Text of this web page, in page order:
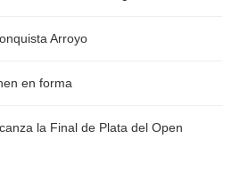
Arroyo
en forma
la Final de Plata del Open